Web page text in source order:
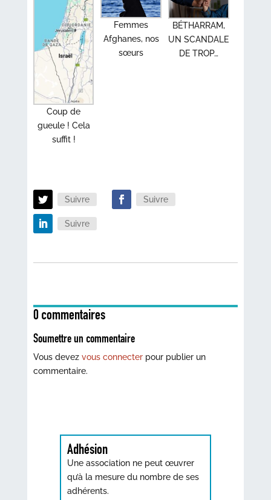
Coup de
gueule ! Cela
suffit !
Femmes
Afghanes, nos
sœurs
BÉTHARRAM,
UN SCANDALE
DE TROP…
Suivre Suivre
Suivre
0 commentaires
Soumettre un commentaire
Vous devez vous connecterpour publier un
commentaire.
Adhésion
Une association ne peut œuvrer
qu’à la mesure du nombre de ses
adhérents.